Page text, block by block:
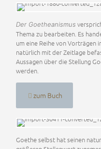
Der Goetheanismus
Thema zu bearbeiten. Es
um eine Reihe von Vorträgen
natürlich mit der Zeitlage
Aussagen über die Stellung
werden.
zum Buch
Goethe selbst hat seinen